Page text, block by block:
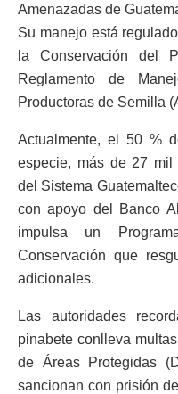
Amenazadas de
Su manejo está
la Conservación del
Reglamento de
Productoras de Semilla
Actualmente, el 50 %
especie, más de 27 mil
del Sistema
con apoyo del Banco
impulsa un
Conservación que
adicionales.
Las autoridades
pinabete conlleva
de Áreas Protegidas
sancionan con prisión